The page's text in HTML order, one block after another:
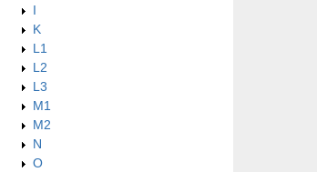
I
K
L1
L2
L3
M1
M2
N
O